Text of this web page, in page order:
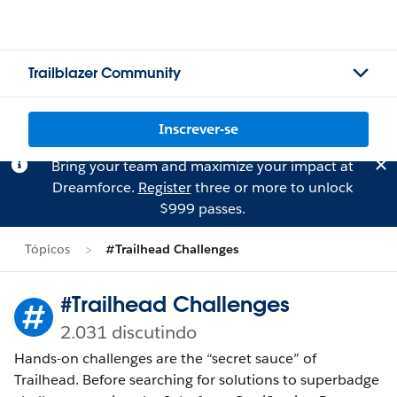
Trailblazer Community
Inscrever-se
Bring your team and maximize your impact at
Dreamforce. Registerthree or more to unlock
$999 passes.
Tópicos #Trailhead Challenges
#Trailhead Challenges
2.031 discutindo
Hands-on challenges are the “secret sauce” of
Trailhead. Before searching for solutions to superbadge